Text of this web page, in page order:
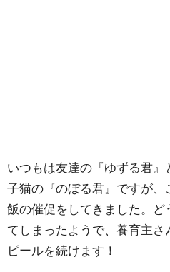
いつもは友達の『ゆずる君
子猫の『のぼる君』ですが
飯の催促をしてきました。
てしまったようで、養育主
ピールを続けます！